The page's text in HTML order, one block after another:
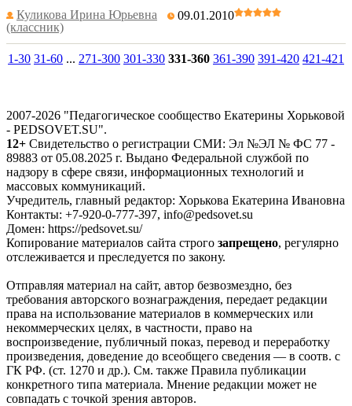
Куликова Ирина Юрьевна
(классник)
09.01.2010
1-30 31-60 ... 271-300 301-330 331-360 361-390 391-420 421-421
2007-2026 "Педагогическое сообщество Екатерины Хорьковой
- PEDSOVET.SU".
12+ Свидетельство о регистрации СМИ: Эл №ЭЛ № ФС 77 -
89883 от 05.08.2025 г. Выдано Федеральной службой по
надзору в сфере связи, информационных технологий и
массовых коммуникаций.
Учредитель, главный редактор: Хорькова Екатерина Ивановна
Контакты: +7-920-0-777-397, info@pedsovet.su
Домен: https://pedsovet.su/
Копирование материалов сайта строго запрещено, регулярно
отслеживается и преследуется по закону.
Отправляя материал на сайт, автор безвозмездно, без
требования авторского вознаграждения, передает редакции
права на использование материалов в коммерческих или
некоммерческих целях, в частности, право на
воспроизведение, публичный показ, перевод и переработку
произведения, доведение до всеобщего сведения — в соотв. с
ГК РФ. (ст. 1270 и др.). См. также Правила публикации
конкретного типа материала. Мнение редакции может не
совпадать с точкой зрения авторов.